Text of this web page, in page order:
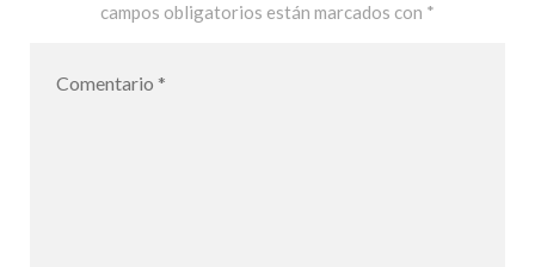
campos obligatorios están marcados con *